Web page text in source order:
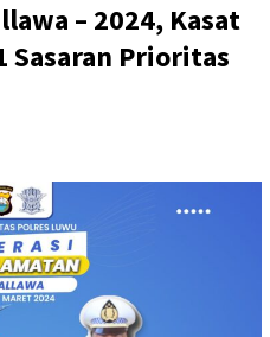
– 2024, Kasat
Sasaran Prioritas